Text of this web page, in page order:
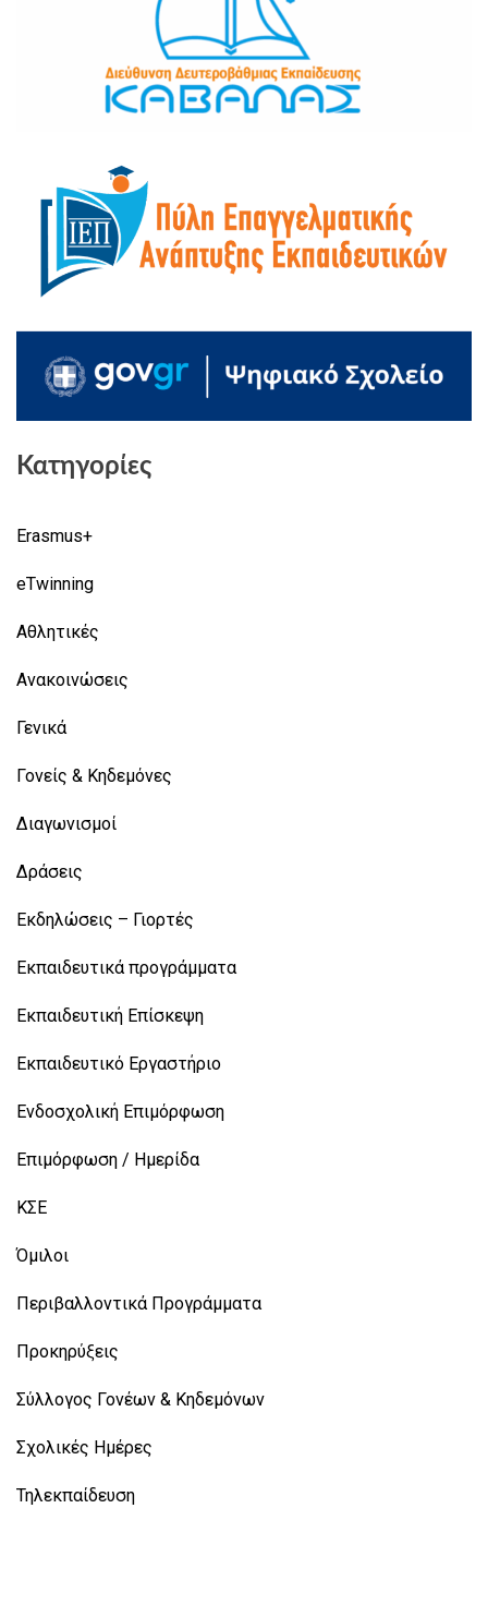
Κατηγορίες
Erasmus+
eTwinning
Αθλητικές
Ανακοινώσεις
Γενικά
Γονείς & Κηδεμόνες
Διαγωνισμοί
Δράσεις
Εκδηλώσεις – Γιορτές
Εκπαιδευτικά προγράμματα
Εκπαιδευτική Επίσκεψη
Εκπαιδευτικό Εργαστήριο
Ενδοσχολική Επιμόρφωση
Επιμόρφωση / Ημερίδα
ΚΣΕ
Όμιλοι
Περιβαλλοντικά Προγράμματα
Προκηρύξεις
Σύλλογος Γονέων & Κηδεμόνων
Σχολικές Ημέρες
Τηλεκπαίδευση